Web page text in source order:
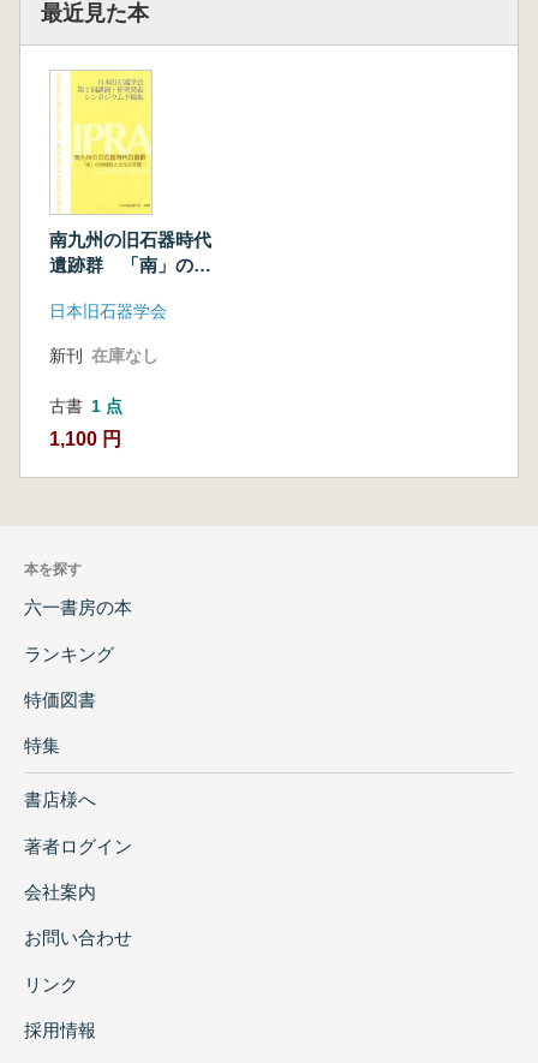
最近見た本
南九州の旧石器時代
遺跡群 「南」の地
日本旧石器学会
新刊 在庫なし
古書 1 点
1,100 円
本を探す
六一書房の本
ランキング
特価図書
特集
書店様へ
著者ログイン
会社案内
お問い合わせ
リンク
採用情報